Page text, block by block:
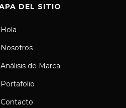
DEL SITIO
Hola
Nosotros
Análisis de Marca
Portafolio
Contacto